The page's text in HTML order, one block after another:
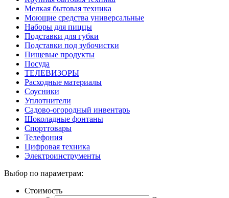
Мелкая бытовая техника
Моющие средства универсальные
Наборы для пиццы
Подставки для губки
Подставки под зубочистки
Пищевые продукты
Посуда
ТЕЛЕВИЗОРЫ
Расходные материалы
Соусники
Уплотнители
Садово-огородный инвентарь
Шоколадные фонтаны
Спорттовары
Телефония
Цифровая техника
Электроинструменты
Выбор по параметрам:
Стоимость